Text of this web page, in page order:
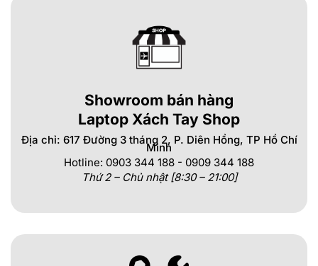
Showroom bán hàng
Laptop Xách Tay Shop
Địa chỉ: 617 Đường 3 tháng 2, P. Diên Hồng, TP Hồ Chí
Minh
Hotline: 0903 344 188 - 0909 344 188
Thứ 2 – Chủ nhật [8:30 – 21:00]